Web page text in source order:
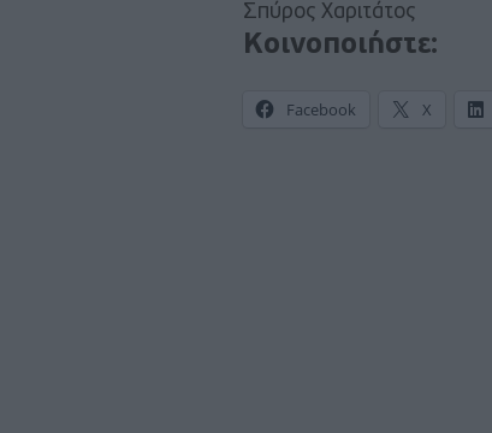
Σπύρος Χαριτάτος
Κοινοποιήστε:
Facebook X